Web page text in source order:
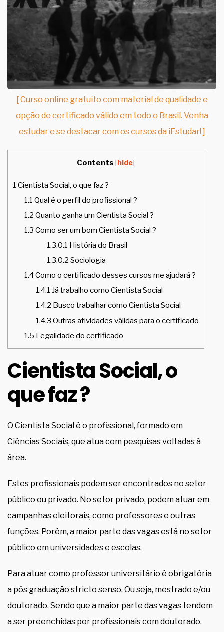
[ Curso online gratuito com material de qualidade e
opção de certificado válido em todo o Brasil. Venha
estudar e se destacar com os cursos da iEstudar! ]
Contents [hide]
1 Cientista Social, o que faz ?
1.1 Qual é o perfil do profissional ?
1.2 Quanto ganha um Cientista Social ?
1.3 Como ser um bom Cientista Social ?
1.3.0.1 História do Brasil
1.3.0.2 Sociologia
1.4Como o certificado desses cursos me ajudará ?
1.4.1 Já trabalho como Cientista Social
1.4.2 Busco trabalhar como Cientista Social
1.4.3 Outras atividades válidas para o certificado
1.5 Legalidade do certificado
Cientista Social, o
que faz ?
O Cientista Social é o profissional, formado em
Ciências Sociais, que atua com pesquisas voltadas à
área.
Estes profissionais podem ser encontrados no setor
público ou privado. No setor privado, podem atuar em
campanhas eleitorais, como professores e outras
funções. Porém, a maior parte das vagas está no setor
público em universidades e escolas.
Para atuar como professor universitário é obrigatória
a pós graduação stricto senso. Ou seja, mestrado e/ou
doutorado. Sendo que a maior parte das vagas tendem
a ser preenchidas por profissionais com doutorado.